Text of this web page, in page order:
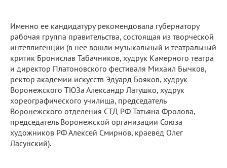
Именно ее кандидатуру рекомендовала губернатору
рабочая группа правительства, состоящая из творческой
интеллигенции (в нее вошли музыкальный и театральный
критик Бронислав Табачников, худрук Камерного театра
и директор Платоновского фестиваля Михаил Бычков,
ректор академии искусств Эдуард Бояков, худрук
Воронежского ТЮЗа Александр Латушко, худрук
хореографического училища, председатель
Воронежского отделения СТД РФ Татьяна Фролова,
председатель Воронежской организации Союза
художников РФ Алексей Смирнов, краевед Олег
Ласунский).